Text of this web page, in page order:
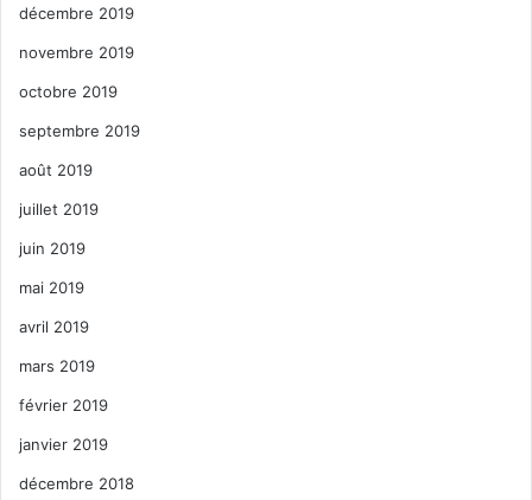
décembre 2019
novembre 2019
octobre 2019
septembre 2019
août 2019
juillet 2019
juin 2019
mai 2019
avril 2019
mars 2019
février 2019
janvier 2019
décembre 2018